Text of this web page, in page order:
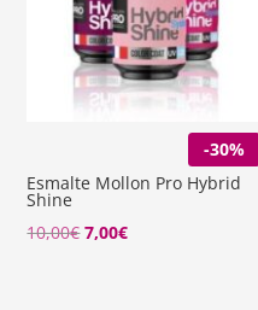
-30%
Esmalte Mollon Pro Hybrid
Shine
10,00€El
7,00€El